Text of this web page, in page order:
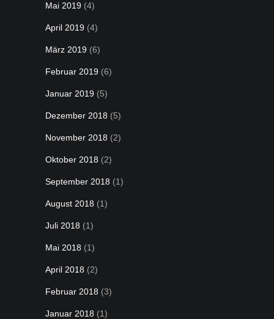
Mai 2019 (4)
April 2019 (4)
März 2019 (6)
Februar 2019 (6)
Januar 2019 (5)
Dezember 2018 (5)
November 2018 (2)
Oktober 2018 (2)
September 2018 (1)
August 2018 (1)
Juli 2018 (1)
Mai 2018 (1)
April 2018 (2)
Februar 2018 (3)
Januar 2018 (1)